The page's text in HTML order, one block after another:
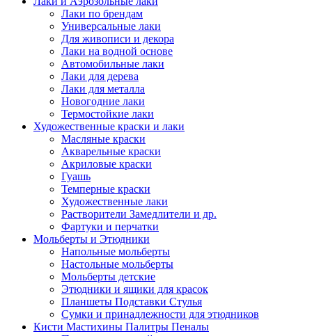
Лаки по брендам
Универсальные лаки
Для живописи и декора
Лаки на водной основе
Автомобильные лаки
Лаки для дерева
Лаки для металла
Новогодние лаки
Термостойкие лаки
Художественные краски и лаки
Масляные краски
Акварельные краски
Акриловые краски
Гуашь
Темперные краски
Художественные лаки
Растворители Замедлители и др.
Фартуки и перчатки
Мольберты и Этюдники
Напольные мольберты
Настольные мольберты
Мольберты детские
Этюдники и ящики для красок
Планшеты Подставки Стулья
Сумки и принадлежности для этюдников
Кисти Мастихины Палитры Пеналы